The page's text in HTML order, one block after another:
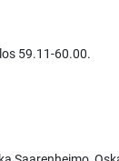
59.11-60.00.